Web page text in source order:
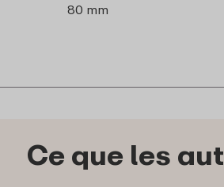
80 mm
Ce que les